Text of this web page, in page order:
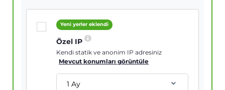
Yeni yerler eklendi
Özel IP
Kendi statik ve anonim IP adresiniz
Mevcut konumları görüntüle
1 Ay